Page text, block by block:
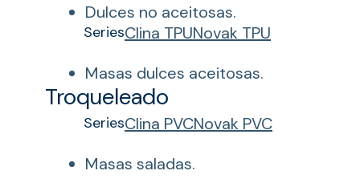
Dulces no aceitosas.
SeriesClina TPUNovak TPU
Masas dulces aceitosas.
Troqueleado
SeriesClina PVCNovak PVC
Masas saladas.